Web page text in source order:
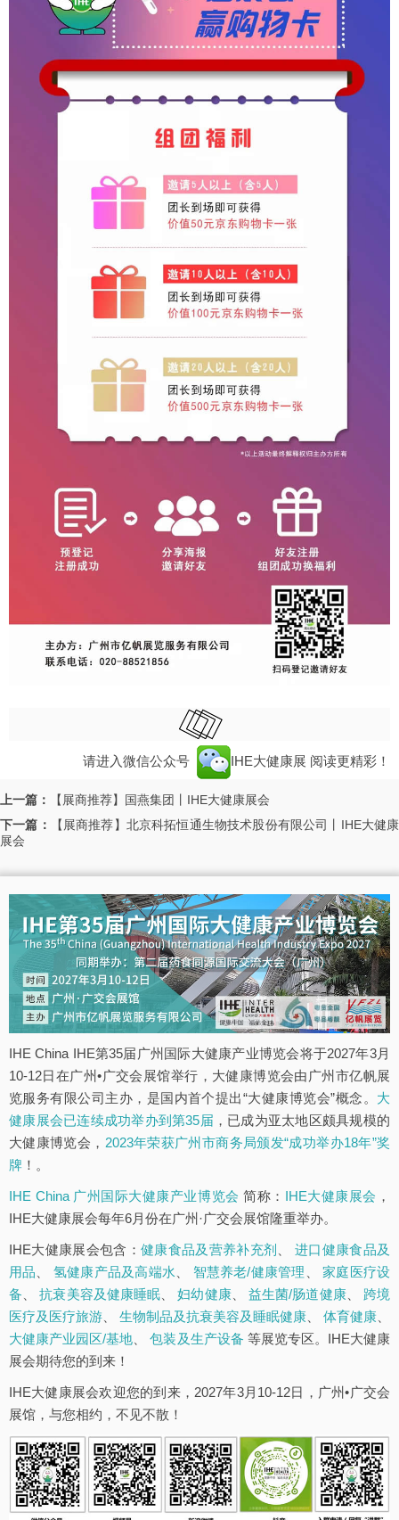
请进入微信公众号 IHE大健康展 阅读更精彩！
上一篇：
【展商推荐】国燕集团丨IHE大健康展会
下一篇：
【展商推荐】北京科拓恒通生物技术股份有限公司丨IHE大健康
展会
IHE China IHE第35届广州国际大健康产业博览会将于2027年3月
10-12日在广州•广交会展馆举行，大健康博览会由广州市亿帆展
览服务有限公司主办，是国内首个提出“大健康博览会”概念。 大
健康展会已连续成功举办到第35届 ，已成为亚太地区颇具规模的
大健康博览会， 2023年荣获广州市商务局颁发“成功举办18年”奖
牌 ！。
IHE China 广州国际大健康产业博览会 简称： IHE大健康展会 ，
IHE大健康展会每年6月份在广州·广交会展馆隆重举办。
IHE大健康展会包含： 健康食品及营养补充剂 、进口健康食品及
用品
氢健康产品及高端水 智慧养老/健康管理 、家庭医疗设
备 、抗衰美容及健康睡眠 、妇幼健康、 益生菌/肠道健康、 跨境
医疗及医疗旅游
生物制品及抗衰美容及睡眠健康 体育健康
大健康产业园区/基地 、包装及生产设备 等展览专区。IHE大健康
展会期待您的到来！
IHE大健康展会欢迎您的到来，2027年3月10-12日，广州•广交会
展馆，与您相约，不见不散！